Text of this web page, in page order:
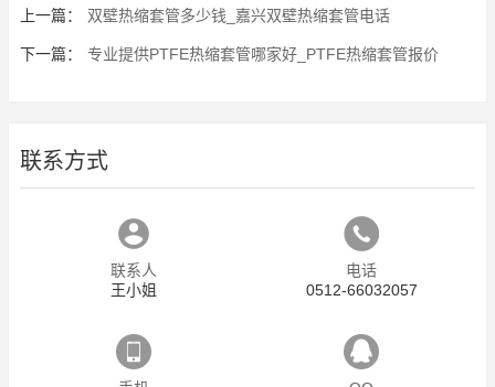
上一篇： 双壁热缩套管多少钱_嘉兴双壁热缩套管电话
下一篇： 专业提供PTFE热缩套管哪家好_PTFE热缩套管报价
联系方式
联系人
王小姐
电话
0512-66032057